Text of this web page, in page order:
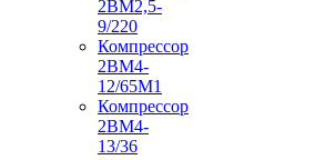
2ВМ2,5-
9/220
Компрессор
2ВМ4-
12/65М1
Компрессор
2ВМ4-
13/36